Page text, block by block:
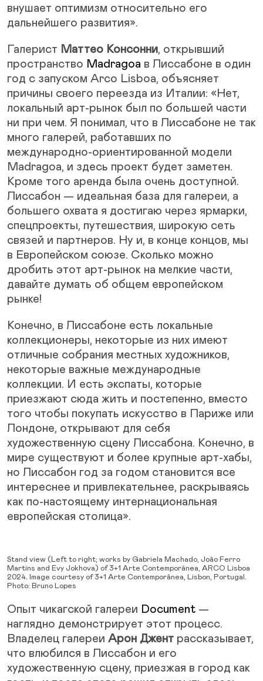
внушает оптимизм относительно его
дальнейшего развития».
Галерист Маттео Консонни, открывший
пространство Madragoa в Лиссабоне в один
год с запуском Arco Lisboa, объясняет
причины своего переезда из Италии: «Нет,
локальный арт-рынок был по большей части
ни при чем. Я понимал, что в Лиссабоне не так
много галерей, работавших по
международно-ориентированной модели
Madragoa, и здесь проект будет заметен.
Кроме того аренда была очень доступной.
Лиссабон — идеальная база для галереи, а
большего охвата я достигаю через ярмарки,
спецпроекты, путешествия, широкую сеть
связей и партнеров. Ну и, в конце концов, мы
в Европейском союзе. Сколько можно
дробить этот арт-рынок на мелкие части,
давайте думать об общем европейском
рынке!
Конечно, в Лиссабоне есть локальные
коллекционеры, некоторые из них имеют
отличные собрания местных художников,
некоторые важные международные
коллекции. И есть экспаты, которые
приезжают сюда жить и постепенно, вместо
того чтобы покупать искусство в Париже или
Лондоне, открывают для себя
художественную сцену Лиссабона. Конечно, в
мире существуют и более крупные арт-хабы,
но Лиссабон год за годом становится все
интереснее и привлекательнее, раскрываясь
как по-настоящему интернациональная
европейская столица».
Stand view (Left to right; works by Gabriela Machado, João Ferro
Martins and Evy Jokhova) of 3+1 Arte Contemporânea, ARCO Lisboa
2024. Image courtesy of 3+1 Arte Contemporânea, Lisbon, Portugal.
Photo: Bruno Lopes
Опыт чикагской галереи Document —
наглядно демонстрирует этот процесс.
Владелец галереи Арон Джент рассказывает,
что влюбился в Лиссабон и его
художественную сцену, приезжая в город как